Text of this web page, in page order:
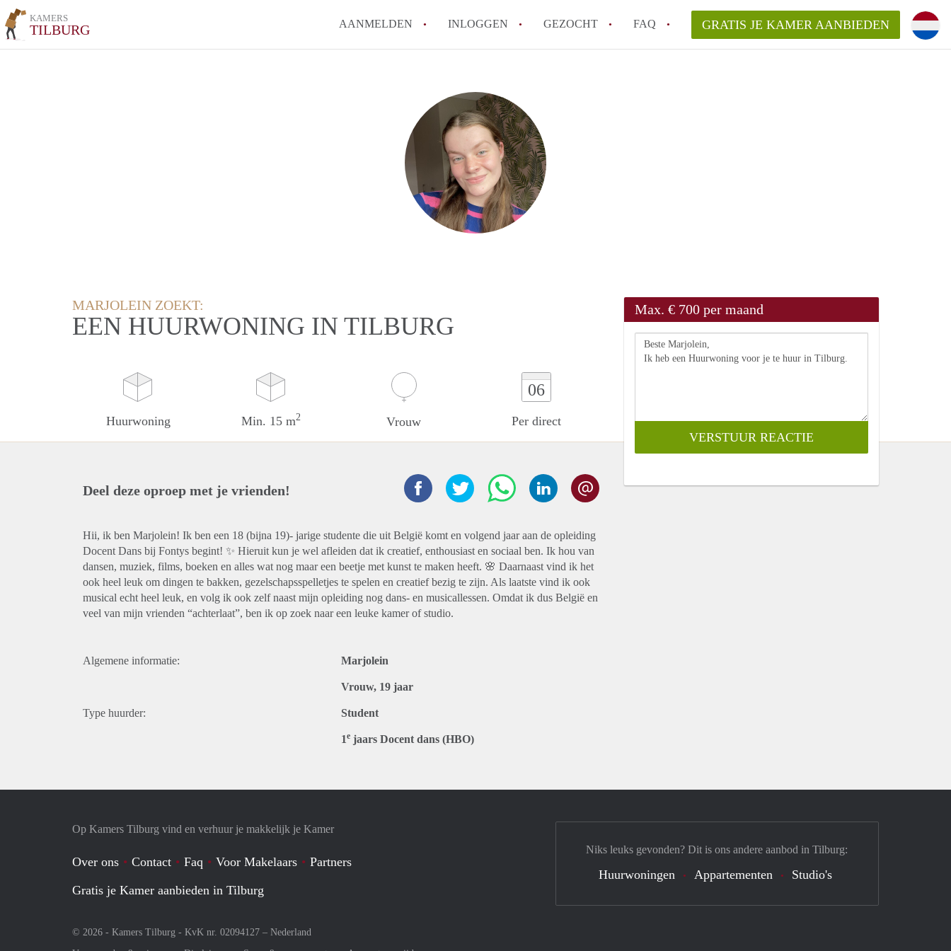
KAMERS
TILBURG AANMELDEN INLOGGEN GEZOCHT FAQ
Hoeveel kost het om te reageren op een Kamer in Tilburg?
Wat is de privacyverklaring van KamersTilburg?
Berekent KamersTilburg makelaarsvergoeding/bemiddelingsvergoeding?
Alle veelgestelde vragen
GRATIS JE KAMER AANBIEDEN
MARJOLEIN ZOEKT:
EEN HUURWONING IN TILBURG
Huurwoning Min. 15 m2 Vrouw
06
Per direct
Max. € 700 per maand
Deel deze oproep met je vrienden!
Hii, ik ben Marjolein! Ik ben een 18 (bijna 19)- jarige studente die uit België komt en volgend jaar aan de opleiding
Docent Dans bij Fontys begint! ✨ Hieruit kun je wel afleiden dat ik creatief, enthousiast en sociaal ben. Ik hou van
dansen, muziek, films, boeken en alles wat nog maar een beetje met kunst te maken heeft. 🌸 Daarnaast vind ik het
ook heel leuk om dingen te bakken, gezelschapsspelletjes te spelen en creatief bezig te zijn. Als laatste vind ik ook
musical echt heel leuk, en volg ik ook zelf naast mijn opleiding nog dans- en musicallessen. Omdat ik dus België en
veel van mijn vrienden “achterlaat”, ben ik op zoek naar een leuke kamer of studio.
Algemene informatie: Marjolein
Vrouw, 19 jaar
Type huurder: Student
1e jaars Docent dans (HBO)
Op Kamers Tilburg vind en verhuur je makkelijk je Kamer
Over ons Contact Faq Voor Makelaars
Partners
Gratis je Kamer aanbieden in Tilburg
© 2026 - Kamers Tilburg - KvK nr. 02094127 – Nederland
Niks leuks gevonden? Dit is ons andere aanbod in Tilburg:
Huurwoningen Appartementen Studio's